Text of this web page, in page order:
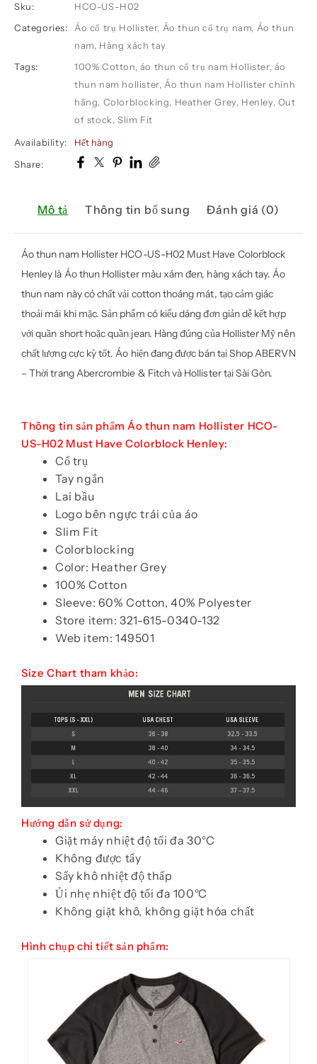
Sku:
HCO-US-H02
Categories:
Áo cổ trụ Hollister, Áo thun cổ trụ nam, Áo thun
nam, Hàng xách tay
Tags:
100% Cotton, áo thun cổ trụ nam Hollister, áo
thun nam hollister,Áo thun nam Hollister chính
hãng, Colorblocking, Heather Grey, Henley, Out
of stock,Slim Fit
Availability:
Hết hàng
Share:
Mô tả Thông tin bổ sung Đánh giá (0)
Áo thun nam Hollister HCO-US-H02 Must Have Colorblock
Henley là Áo thun Hollistermàu xám đen, hàng xách tay.Áo
thun nam này có chất vải cotton thoáng mát, tạo cảm giác
thoải mái khi mặc. Sản phẩm có kiểu dáng đơn giản dễ kết hợp
với quần short hoặc quần jean. Hàng đúng của Hollister Mỹ nên
chất lượng cực kỳ tốt. Áo hiện đang được bán tại Shop ABERVN
– Thời trangAbercrombie & Fitch và Hollister tại Sài Gòn.
Thông tin sản phẩm Áo thun nam Hollister HCO-
US-H02 Must Have Colorblock Henley:
Cổ trụ
Tay ngắn
Lai bầu
Logo bên ngực trái của áo
Slim Fit
Colorblocking
Color: Heather Grey
100% Cotton
Sleeve: 60% Cotton, 40% Polyester
Store item: 321-615-0340-132
Web item: 149501
Size Chart tham khảo:
Hướng dẫn sử dụng:
Giặt máy nhiệt độ tối đa 30°C
Không được tẩy
Sấy khô nhiệt độ thấp
Ủi nhẹ nhiệt độ tối đa 100°C
Không giặt khô, không giặt hóa chất
Hình chụp chi tiết sản phẩm: